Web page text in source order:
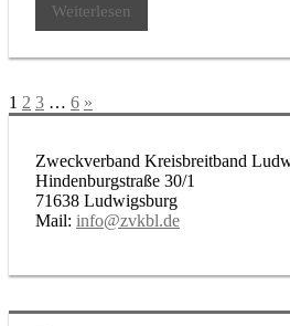
Weiterlesen
Seitennummerierung
Beiträge
1 2 3 … 6 Nächste
Beiträge
»
Zweckverband Kreisbreitband
Hindenburgstraße 30/1
71638 Ludwigsburg
Mail: info@zvkbl.de